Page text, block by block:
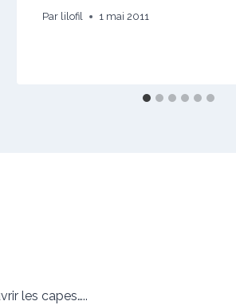
Par lilofil 1 mai 2011
les capes…..